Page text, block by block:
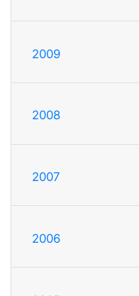
2009
2008
2007
2006